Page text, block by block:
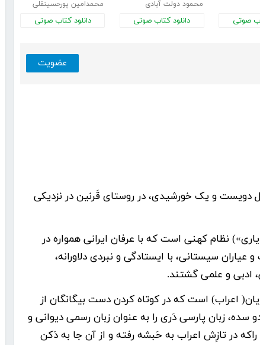
صوتی
محمود دولت آبادی
دانلود کتاب صوتی
محمدامین پورحسینقلی
دانلود کتاب صوتی
عضویت
و یک خورشیدی، در روستای قَرنین در نزدیکی
نظام کهنی است که با عرفان ایرانی همواره در
سیستانی، با ایستادگی و نبردی دلاورانه،
ادبی و علمی گشتند.
اعراب) است که در کوتاه کردن دست بیگانگان از
زبان پارسی دَری را به عنوان زبان رسمی دیوانی و
راکه در تازِش اعراب به حَبشه رفته و از آن جا به دَکن